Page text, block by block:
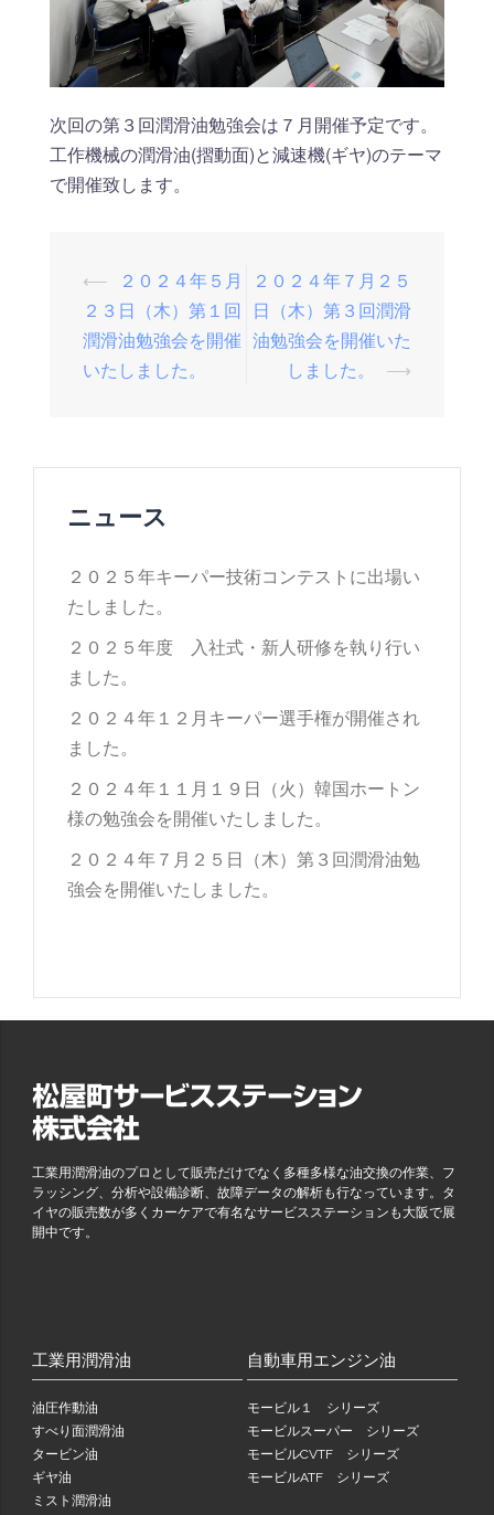
次回の第３回潤滑油勉強会は７月開催予定です。
工作機械の潤滑油(摺動面)と減速機(ギヤ)のテーマ
で開催致します。
投
稿
ナ
ビ
シ
ョ
⟵
２０２４年５月
２３日（木）第１回
潤滑油勉強会を開催
いたしました。
２０２４年７月２５
日（木）第３回潤滑
油勉強会を開催いた
しました。
⟶
ニュース
２０２５年キーパー技術コンテストに出場い
たしました。
２０２５年度 入社式・新人研修を執り行い
ました。
２０２４年１２月キーパー選手権が開催され
ました。
２０２４年１１月１９日（火）韓国ホートン
様の勉強会を開催いたしました。
２０２４年７月２５日（木）第３回潤滑油勉
強会を開催いたしました。
工業用潤滑油のプロとして販売だけでなく多種多様な油交換の作業、フ
ラッシング、分析や設備診断、故障データの解析も行なっています。タ
イヤの販売数が多くカーケアで有名なサービスステーションも大阪で展
開中です。
工業用潤滑油
油圧作動油
すべり面潤滑油
タービン油
ギヤ油
ミスト潤滑油
自動車用エンジン油
モービル１ シリーズ
モービルスーパー シリーズ
モービルCVTF シリーズ
モービルATF シリーズ